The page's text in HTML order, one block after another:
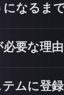
なるま
要な理
ムに登